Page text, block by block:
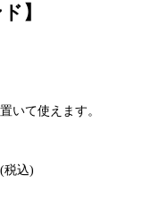
】
いて使えます。
込)